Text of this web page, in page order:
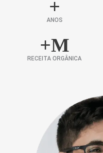
+
ANOS
+M
RECEITA ORGÂNICA